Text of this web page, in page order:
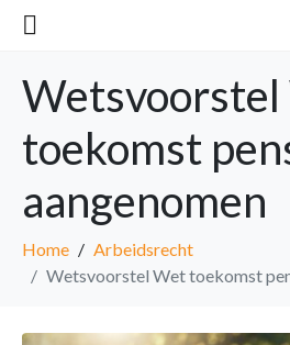
toekomst
aangenomen
Home
Arbeidsrecht
Wetsvoorstel Wet toekomst